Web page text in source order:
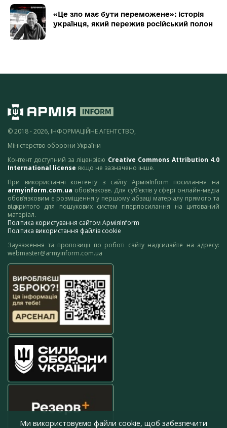
«Це зло має бути переможене»: історія
українця, який пережив російський полон
© 2018 - 2026, ІНФОРМАЦІЙНЕ АГЕНТСТВО,
Міністерство оборони України
Контент доступний за ліцензією Creative Commons Attribution 4.0
International license якщо не зазначено інше.
При використанні контенту з сайту АрміяInform посилання на
armyinform.com.ua обов’язкове. Для суб’єктів у сфері онлайн-медіа
обов’язковим є розміщення у першому абзаці матеріалу прямого та
відкритого для пошукових систем гіперпосилання на цитований
матеріал.
Політика користування сайтом АрміяInform
Політика використання файлів cookie
Зауваження та пропозиції по роботі сайту надсилайте на адресу:
webmaster@armyinform.com.ua
Ми використовуємо файли cookie, щоб забезпечити